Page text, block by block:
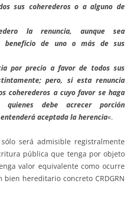
sus coherederos o a alguno de
la renuncia, aunque sea
beneficio de uno o más de sus
por precio a favor de todos sus
pero, si esta renuncia
coherederos a cuyo favor se haga
debe acrecer porción
aceptada la herencia«.
será admisible registralmente
pública que tenga por objeto
valor equivalente como ocurre
hereditario concreto CRDGRN